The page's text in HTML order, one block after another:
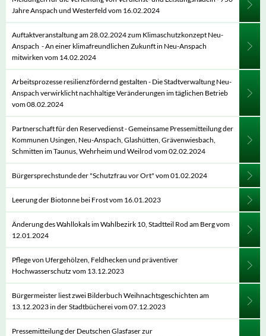
Jahre Anspach und Westerfeld vom 16.02.2024
Auftaktveranstaltung am 28.02.2024 zum Klimaschutzkonzept Neu-
Anspach - An einer klimafreundlichen Zukunft in Neu-Anspach
mitwirken vom 14.02.2024
Arbeitsprozesse resilienzfördernd gestalten - Die Stadtverwaltung Neu-
Anspach verwirklicht nachhaltige Veränderungen im täglichen Betrieb
vom 08.02.2024
Partnerschaft für den Reservedienst - Gemeinsame Pressemitteilung der
Kommunen Usingen, Neu-Anspach, Glashütten, Grävenwiesbach,
Schmitten im Taunus, Wehrheim und Weilrod vom 02.02.2024
Bürgersprechstunde der "Schutzfrau vor Ort" vom 01.02.2024
Leerung der Biotonne bei Frost vom 16.01.2023
Änderung des Wahllokals im Wahlbezirk 10, Stadtteil Rod am Berg vom
12.01.2024
Pflege von Ufergehölzen, Feldhecken und präventiver
Hochwasserschutz vom 13.12.2023
Bürgermeister liest zwei Bilderbuch Weihnachtsgeschichten am
13.12.2023 in der Stadtbücherei vom 07.12.2023
Pressemitteilung der Deutschen Glasfaser zur